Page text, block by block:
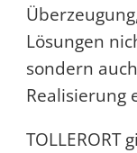
Lösungen
sondern
Realisierung
TOLLERORT